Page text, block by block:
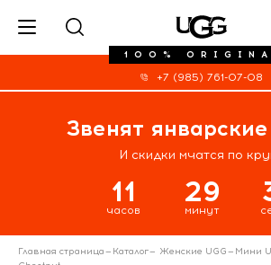
100%
+7 (985) 761-07-08
Звенят
И скидки мчатся по
11
часов
29
минут
Главная страница— Каталог— Женские UGG— Мини